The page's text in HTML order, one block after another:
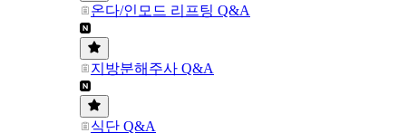
온다/인모드 리프팅 Q&A
지방분해주사 Q&A
식단 Q&A